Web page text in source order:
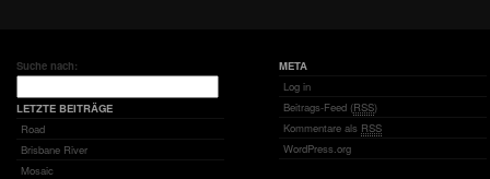
Suche nach:
LETZTE BEITRÄGE
Road
Brisbane River
Mosaic
META
Log in
Beitrags-Feed (RSS)
Kommentare als RSS
WordPress.org